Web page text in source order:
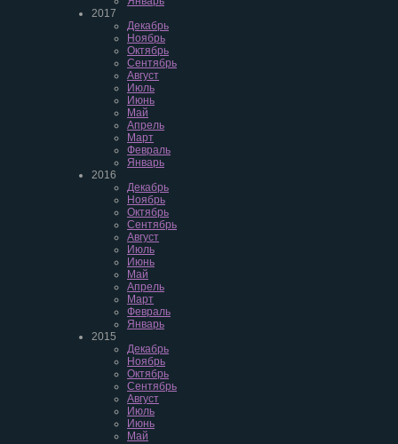
2017
Декабрь
Ноябрь
Октябрь
Сентябрь
Август
Июль
Июнь
Май
Апрель
Март
Февраль
Январь
2016
Декабрь
Ноябрь
Октябрь
Сентябрь
Август
Июль
Июнь
Май
Апрель
Март
Февраль
Январь
2015
Декабрь
Ноябрь
Октябрь
Сентябрь
Август
Июль
Июнь
Май